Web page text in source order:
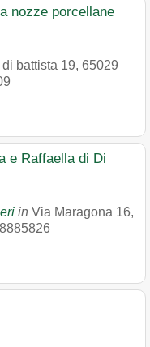
nozze porcellane
battista 19, 65029
e Raffaella di Di
in Via Maragona 16,